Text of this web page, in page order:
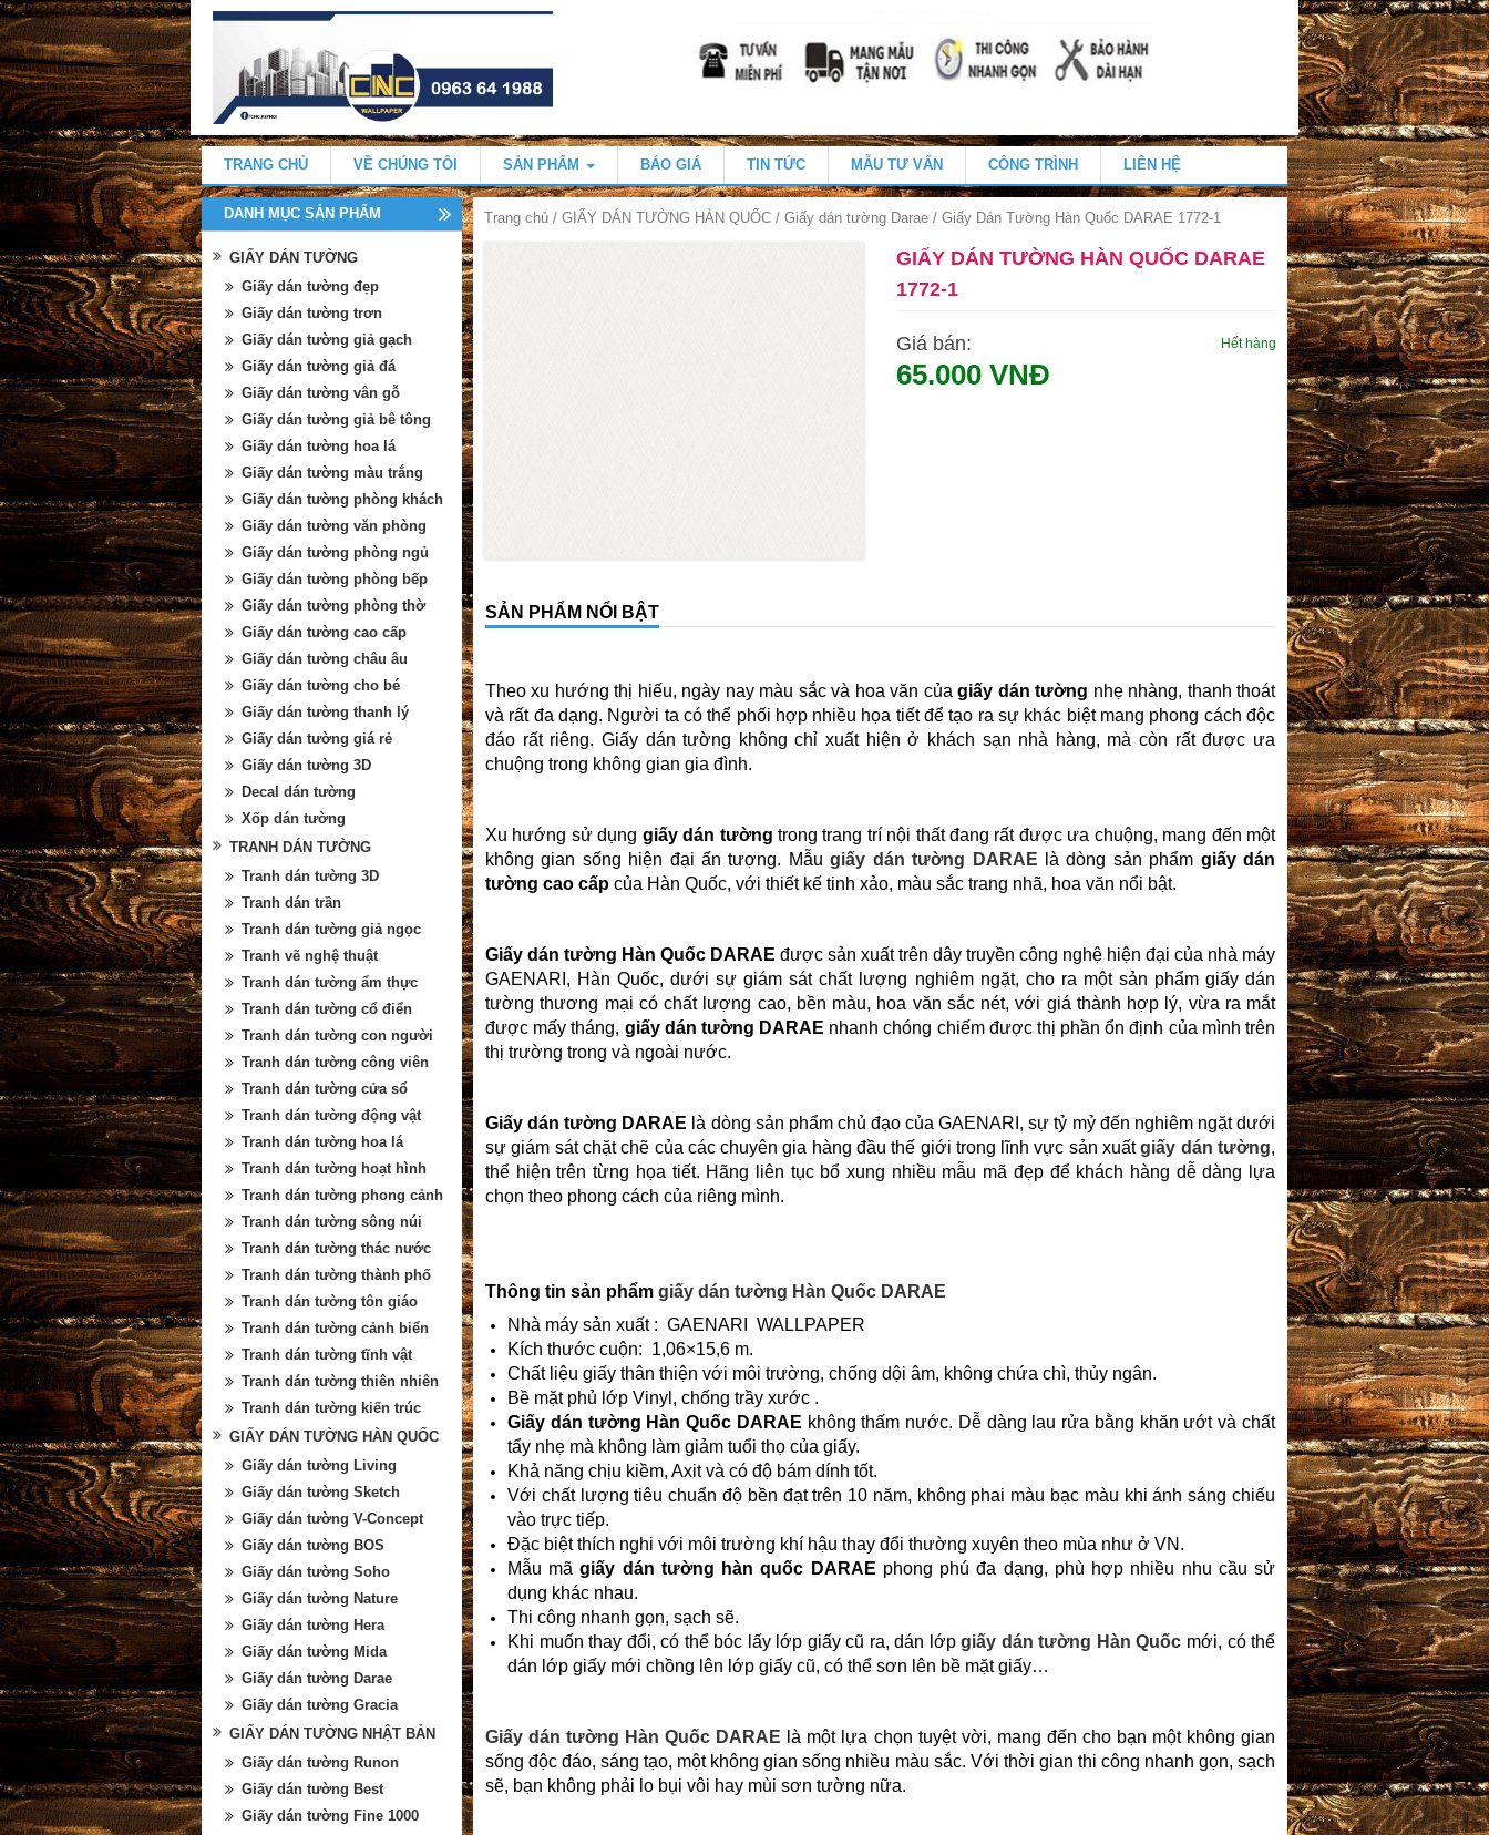
TRANG CHỦ VỀ CHÚNG TÔI SẢN PHẨM BÁO GIÁ TIN TỨC MẪU TƯ VẤN CÔNG TRÌNH LIÊN HỆ
Trang chủ / GIẤY DÁN TƯỜNG HÀN QUỐC / Giấy dán tường Darae / Giấy Dán Tường Hàn Quốc DARAE 1772-1
GIẤY DÁN TƯỜNG HÀN QUỐC DARAE
1772-1
Giá bán:
65.000 VNĐ
Hết hàng
SẢN PHẨM NỔI BẬT
Theo xu hướng thị hiếu, ngày nay màu sắc và hoa văn củagiấy dán tường nhẹ nhàng, thanh thoát
và rất đa dạng. Người ta có thể phối hợp nhiều họa tiết để tạo ra sự khác biệt mang phong cách độc
đáo rất riêng. Giấy dán tường không chỉ xuất hiện ở khách sạn nhà hàng, mà còn rất được ưa
chuộng trong không gian gia đình.
Xu hướng sử dụng giấy dán tường trong trang trí nội thất đang rất được ưa chuộng, mang đến một
không gian sống hiện đại ấn tượng. Mẫugiấy dán tường DARAE là dòng sản phẩm giấy dán
tường cao cấp của Hàn Quốc, với thiết kế tinh xảo, màu sắc trang nhã, hoa văn nổi bật.
Giấy dán tường Hàn Quốc DARAE được sản xuất trên dây truyền công nghệ hiện đại của nhà máy
GAENARI, Hàn Quốc, dưới sự giám sát chất lượng nghiêm ngặt, cho ra một sản phẩm giấy dán
tường thương mại có chất lượng cao, bền màu, hoa văn sắc nét, với giá thành hợp lý, vừa ra mắt
được mấy tháng, giấy dán tường DARAE nhanh chóng chiếm được thị phần ổn định của mình trên
thị trường trong và ngoài nước.
Giấy dán tường DARAE là dòng sản phẩm chủ đạo của GAENARI, sự tỷ mỷ đến nghiêm ngặt dưới
sự giám sát chặt chẽ của các chuyên gia hàng đầu thế giới trong lĩnh vực sản xuấtgiấy dán tường,
thể hiện trên từng họa tiết. Hãng liên tục bổ xung nhiều mẫu mã đẹp để khách hàng dễ dàng lựa
chọn theo phong cách của riêng mình.
Thông tin sản phẩm giấy dán tường Hàn Quốc DARAE
Nhà máy sản xuất : GAENARI WALLPAPER
Kích thước cuộn: 1,06×15,6 m.
Chất liệu giấy thân thiện với môi trường, chống dội âm, không chứa chì, thủy ngân.
Bề mặt phủ lớp Vinyl, chống trầy xước .
Giấy dán tường Hàn Quốc DARAE không thấm nước. Dễ dàng lau rửa bằng khăn ướt và chất
tẩy nhẹ mà không làm giảm tuổi thọ của giấy.
Khả năng chịu kiềm, Axit và có độ bám dính tốt.
Với chất lượng tiêu chuẩn độ bền đạt trên 10 năm, không phai màu bạc màu khi ánh sáng chiếu
vào trực tiếp.
Đặc biệt thích nghi với môi trường khí hậu thay đổi thường xuyên theo mùa như ở VN.
Mẫu mãgiấy dán tường hàn quốc DARAE phong phú đa dạng, phù hợp nhiều nhu cầu sử
dụng khác nhau.
Thi công nhanh gọn, sạch sẽ.
Khi muốn thay đổi, có thể bóc lấy lớp giấy cũ ra, dán lớpgiấy dán tường Hàn Quốc mới, có thể
dán lớp giấy mới chồng lên lớp giấy cũ, có thể sơn lên bề mặt giấy…
Giấy dán tường Hàn Quốc DARAE là một lựa chọn tuyệt vời, mang đến cho bạn một không gian
sống độc đáo, sáng tạo, một không gian sống nhiều màu sắc. Với thời gian thi công nhanh gọn, sạch
sẽ, bạn không phải lo bụi vôi hay mùi sơn tường nữa.
DANH MỤC SẢN PHẨM
GIẤY DÁN TƯỜNG
Giấy dán tường đẹp
Giấy dán tường trơn
Giấy dán tường giả gạch
Giấy dán tường giả đá
Giấy dán tường vân gỗ
Giấy dán tường giả bê tông
Giấy dán tường hoa lá
Giấy dán tường màu trắng
Giấy dán tường phòng khách
Giấy dán tường văn phòng
Giấy dán tường phòng ngủ
Giấy dán tường phòng bếp
Giấy dán tường phòng thờ
Giấy dán tường cao cấp
Giấy dán tường châu âu
Giấy dán tường cho bé
Giấy dán tường thanh lý
Giấy dán tường giá rẻ
Giấy dán tường 3D
Decal dán tường
Xốp dán tường
TRANH DÁN TƯỜNG
Tranh dán tường 3D
Tranh dán trần
Tranh dán tường giả ngọc
Tranh vẽ nghệ thuật
Tranh dán tường ẩm thực
Tranh dán tường cổ điển
Tranh dán tường con người
Tranh dán tường công viên
Tranh dán tường cửa sổ
Tranh dán tường động vật
Tranh dán tường hoa lá
Tranh dán tường hoạt hình
Tranh dán tường phong cảnh
Tranh dán tường sông núi
Tranh dán tường thác nước
Tranh dán tường thành phố
Tranh dán tường tôn giáo
Tranh dán tường cảnh biển
Tranh dán tường tĩnh vật
Tranh dán tường thiên nhiên
Tranh dán tường kiến trúc
GIẤY DÁN TƯỜNG HÀN QUỐC
Giấy dán tường Living
Giấy dán tường Sketch
Giấy dán tường V-Concept
Giấy dán tường BOS
Giấy dán tường Soho
Giấy dán tường Nature
Giấy dán tường Hera
Giấy dán tường Mida
Giấy dán tường Darae
Giấy dán tường Gracia
GIẤY DÁN TƯỜNG NHẬT BẢN
Giấy dán tường Runon
Giấy dán tường Best
Giấy dán tường Fine 1000